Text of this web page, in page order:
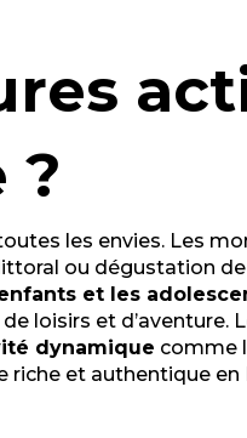
?
les envies. Les
ou dégustation
et les
loisirs et d’aventure.
dynamique comme
et authentique en